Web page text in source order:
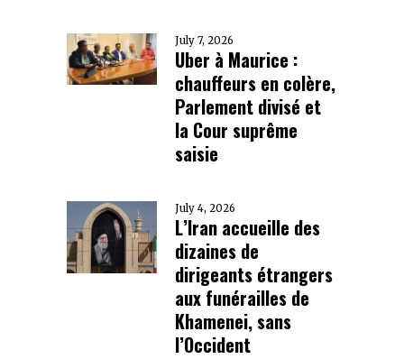
July 7, 2026
Uber à Maurice :
chauffeurs en colère,
Parlement divisé et
la Cour suprême
saisie
July 4, 2026
L’Iran accueille des
dizaines de
dirigeants étrangers
aux funérailles de
Khamenei, sans
l’Occident